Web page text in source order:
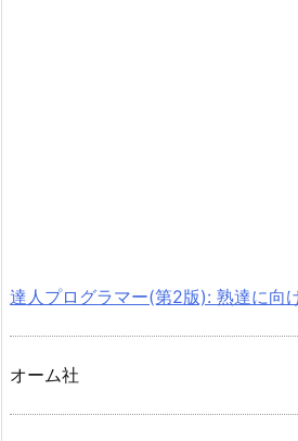
達人プログラマー(第2版): 熟達に向
オーム社